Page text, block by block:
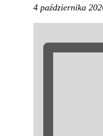
4 października